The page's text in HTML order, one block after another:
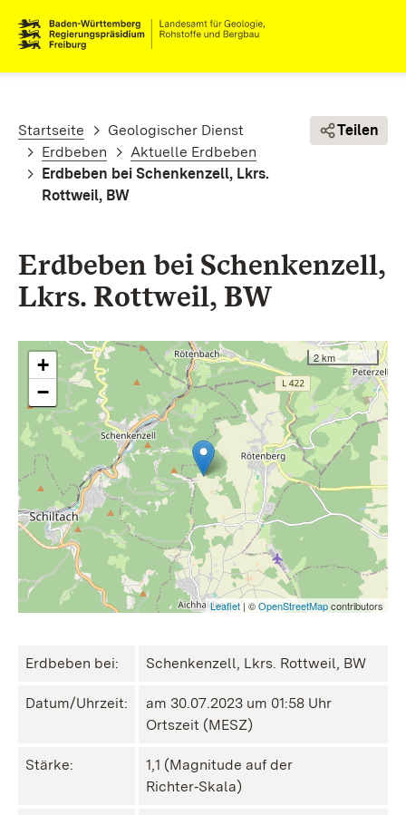
Pfadnavigation
Startseite
Geologischer Dienst
Erdbeben
Aktuelle Erdbeben
Erdbeben bei Schenkenzell, Lkrs.
Rottweil, BW
Teilen
Erdbeben bei Schenkenzell,
Lkrs. Rottweil, BW
+
−
2 km
Leaflet | ©OpenStreetMapcontributors
Erdbeben bei: Schenkenzell, Lkrs. Rottweil, BW
Datum/Uhrzeit:
am 30.07.2023 um 01:58 Uhr
Ortszeit (MESZ)
Stärke:
1,1 (Magnitude auf der
Richter‑Skala)